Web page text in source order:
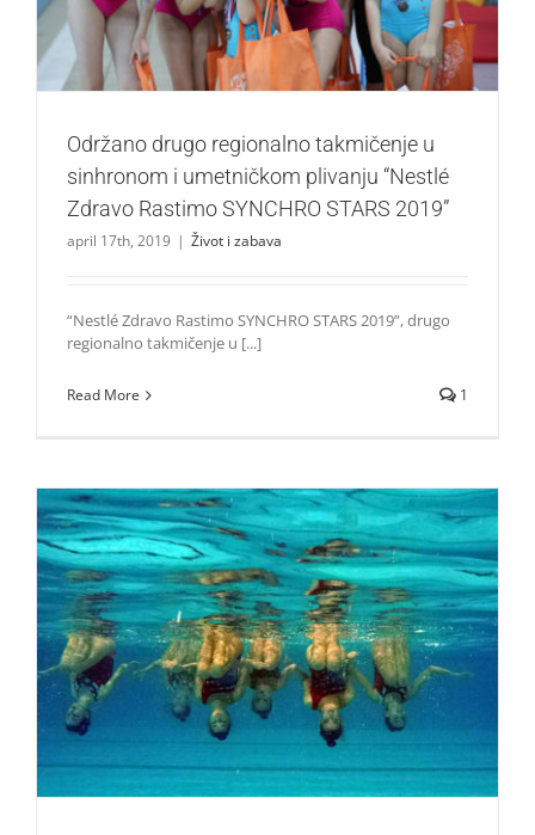
Održano drugo regionalno takmičenje u
sinhronom i umetničkom plivanju “Nestlé
Zdravo Rastimo SYNCHRO STARS 2019”
april 17th, 2019 | Život i zabava
“Nestlé Zdravo Rastimo SYNCHRO STARS 2019”, drugo
regionalno takmičenje u [...]
Read More 1
„Nestlé Zdravo Rastimo SYNCHRO STARS 2019” 14. aprila
u Sportskom centru Novi Beograd
Život i zabava